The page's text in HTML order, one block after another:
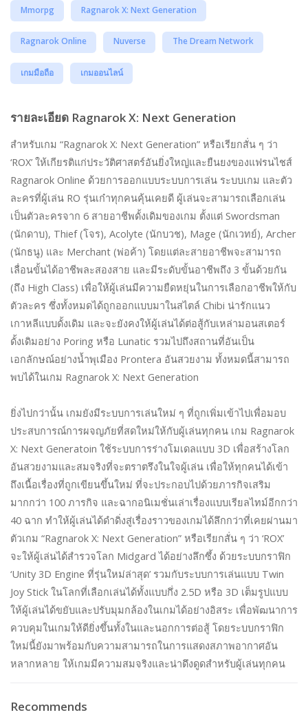
Mmorpg Ragnarok X: Next Generation
Ragnarok Online Nuverse The Dream Network
เกมมือถือ เกมออนไลน์
รายละเอียด Ragnarok X: Next Generation
สำหรับเกม “Ragnarok X: Next Generation” หรือเรียกสั่น ๆ ว่า
‘ROX’ ให้เกียรติแก่ประวัติศาสตร์อันยิ่งใหญ่และยืนยงของแฟรนไชส์
Ragnarok Online ด้วยการออกแบบระบบการเล่น ระบบเกม และตัว
ละครที่ผู้เล่น RO รุ่นเก๋าทุกคนคุ้นเคยดี ผู้เล่นจะสามารถเลือกเล่น
เป็นตัวละครจาก 6 สายอาชีพดั้งเดิมของเกม ตั้งแต่ Swordsman
(นักดาบ), Thief (โจร), Acolyte (นักบวช), Mage (นักเวทย์), Archer
(นักธนู) และ Merchant (พ่อค้า) โดยแต่ละสายอาชีพจะสามารถ
เลื่อนขั้นได้อาชีพละสองสาย และมีระดับขั้นอาชีพถึง 3 ขั้นด้วยกัน
(ถึง High Class) เพื่อให้ผู้เล่นมีความยืดหยุ่นในการเลือกอาชีพให้กับ
ตัวละคร ซึ่งทั้งหมดได้ถูกออกแบบมาในสไตล์ Chibi น่ารักแนว
เกาหลีแบบดั้งเดิม และจะยังคงให้ผู้เล่นได้ต่อสู้กับเหล่ามอนสเตอร์
ดั้งเดิมอย่าง Poring หรือ Lunatic รวมไปถึงสถานที่อันเป็น
เอกลักษณ์อย่างน้ำพุเมือง Prontera อันสวยงาม ทั้งหมดนี้สามารถ
พบได้ในเกม Ragnarok X: Next Generation
ยิ่งไปกว่านั้น เกมยังมีระบบการเล่นใหม่ ๆ ที่ถูกเพิ่มเข้าไปเพื่อมอบ
ประสบการณ์การผจญภัยที่สดใหม่ให้กับผู้เล่นทุกคน เกม Ragnarok
X: Next Generatoin ใช้ระบบการร่างโมเดลแบบ 3D เพื่อสร้างโลก
อันสวยงามและสมจริงที่จะตราตรึงในใจผู้เล่น เพื่อให้ทุกคนได้เข้า
ถึงเนื้อเรื่องที่ถูกเขียนขึ้นใหม่ ที่จะประกอบไปด้วยภารกิจเสริม
มากกว่า 100 ภารกิจ และฉากอนิเมชั่นเล่าเรื่องแบบเรียลไทม์อีกกว่า
40 ฉาก ทำให้ผู้เล่นได้ดำดิ่งสู่เรื่องราวของเกมได้ลึกกว่าที่เคยผ่านมา
ตัวเกม “Ragnarok X: Next Generation” หรือเรียกสั่น ๆ ว่า ‘ROX’
จะให้ผู้เล่นได้สำรวจโลก Midgard ได้อย่างลึกซึ้ง ด้วยระบบกราฟิก
‘Unity 3D Engine ที่รุ่นใหม่ล่าสุด’ รวมกับระบบการเล่นแบบ Twin
Joy Stick ในโลกที่เลือกเล่นได้ทั้งแบบกึ่ง 2.5D หรือ 3D เต็มรูปแบบ
ให้ผู้เล่นได้ขยับและปรับมุมกล้องในเกมได้อย่างอิสระ เพื่อพัฒนาการ
ควบคุมในเกมให้ดียิ่งขึ้นทั้งในและนอกการต่อสู้ โดยระบบกราฟิก
ใหม่นี้ยังมาพร้อมกับความสามารถในการแสดงสภาพอากาศอัน
หลากหลาย ให้เกมมีความสมจริงและน่าดึงดูดสำหรับผู้เล่นทุกคน
Recommends